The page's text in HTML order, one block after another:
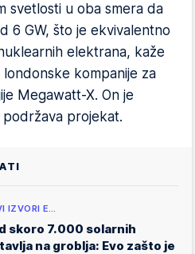
svetlosti u oba smera da
6 GW, što je ekvivalentno
elektrana, kaže
londonske kompanije za
Megawatt-X. On je
projekat.
IZVORI E…
skoro 7.000 solarnih
na groblja: Evo zašto je